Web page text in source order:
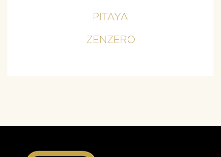
PITAYA
ZENZERO